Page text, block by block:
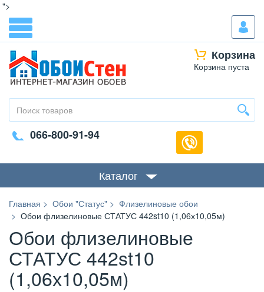
">
Корзина
Корзина пуста
066-800-91-94
Каталог
Главная Обои "Статус"
Флизелиновые обои
Обои флизелиновые СТАТУС 442st10 (1,06х10,05м)
Обои флизелиновые
СТАТУС 442st10
(1,06х10,05м)